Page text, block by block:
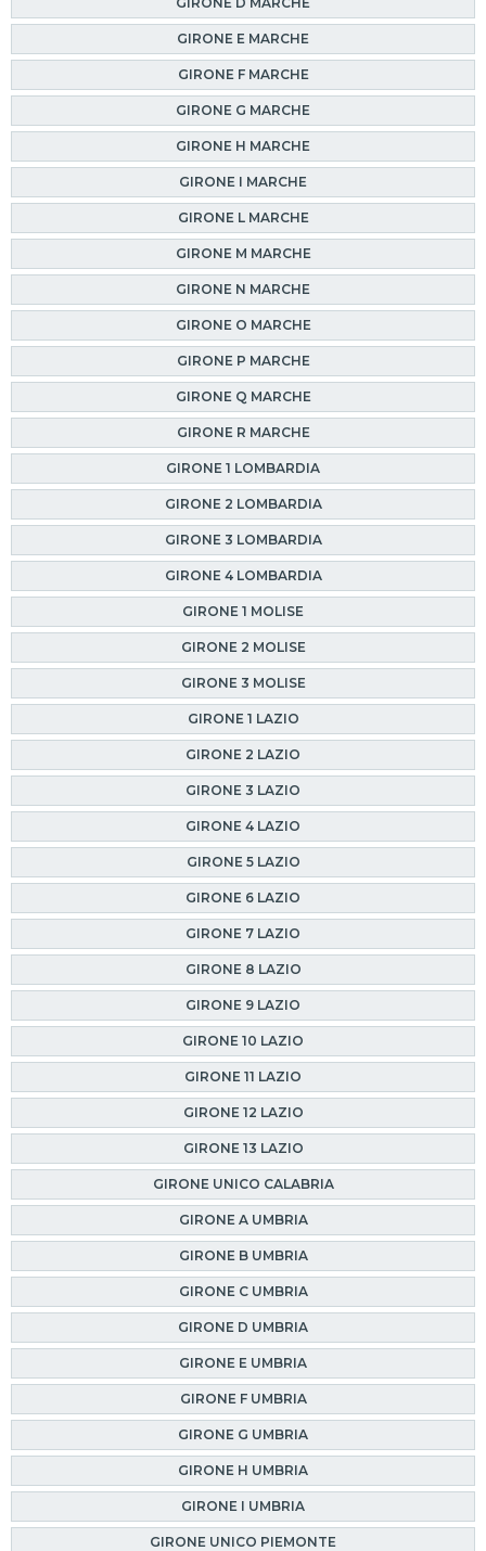
GIRONE E MARCHE
GIRONE F MARCHE
GIRONE G MARCHE
GIRONE H MARCHE
GIRONE I MARCHE
GIRONE L MARCHE
GIRONE M MARCHE
GIRONE N MARCHE
GIRONE O MARCHE
GIRONE P MARCHE
GIRONE Q MARCHE
GIRONE R MARCHE
GIRONE 1 LOMBARDIA
GIRONE 2 LOMBARDIA
GIRONE 3 LOMBARDIA
GIRONE 4 LOMBARDIA
GIRONE 1 MOLISE
GIRONE 2 MOLISE
GIRONE 3 MOLISE
GIRONE 1 LAZIO
GIRONE 2 LAZIO
GIRONE 3 LAZIO
GIRONE 4 LAZIO
GIRONE 5 LAZIO
GIRONE 6 LAZIO
GIRONE 7 LAZIO
GIRONE 8 LAZIO
GIRONE 9 LAZIO
GIRONE 10 LAZIO
GIRONE 11 LAZIO
GIRONE 12 LAZIO
GIRONE 13 LAZIO
GIRONE UNICO CALABRIA
GIRONE A UMBRIA
GIRONE B UMBRIA
GIRONE C UMBRIA
GIRONE D UMBRIA
GIRONE E UMBRIA
GIRONE F UMBRIA
GIRONE G UMBRIA
GIRONE H UMBRIA
GIRONE I UMBRIA
GIRONE UNICO PIEMONTE